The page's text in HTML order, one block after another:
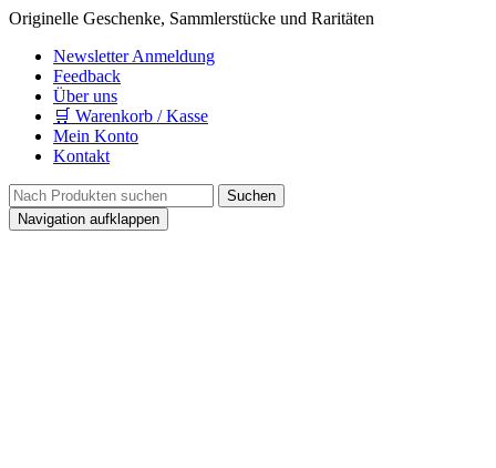
Originelle Geschenke, Sammlerstücke und Raritäten
Newsletter Anmeldung
Feedback
Über uns
🛒 Warenkorb / Kasse
Mein Konto
Kontakt
Navigation aufklappen